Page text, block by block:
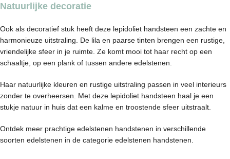
Natuurlijke decoratie
Ook als decoratief stuk heeft deze lepidoliet handsteen een zachte en
harmonieuze uitstraling. De lila en paarse tinten brengen een rustige,
vriendelijke sfeer in je ruimte. Ze komt mooi tot haar recht op een
schaaltje, op een plank of tussen andere edelstenen.
Haar natuurlijke kleuren en rustige uitstraling passen in veel interieurs
zonder te overheersen. Met deze lepidoliet handsteen haal je een
stukje natuur in huis dat een kalme en troostende sfeer uitstraalt.
Ontdek meer prachtige edelstenen handstenen in verschillende
soorten edelstenen in de categorie edelstenen handstenen.